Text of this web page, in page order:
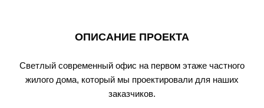
ОПИСАНИЕ ПРОЕКТА
Светлый современный офис на первом этаже частного
жилого дома, который мы проектировали для наших
заказчиков.